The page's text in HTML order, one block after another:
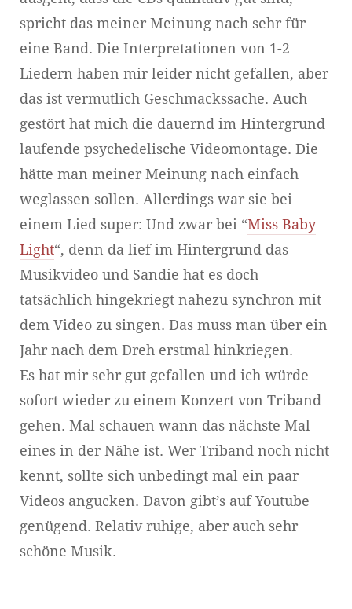
spricht das meiner Meinung nach sehr für
eine Band. Die Interpretationen von 1-2
Liedern haben mir leider nicht gefallen, aber
das ist vermutlich Geschmackssache. Auch
gestört hat mich die dauernd im Hintergrund
laufende psychedelische Videomontage. Die
hätte man meiner Meinung nach einfach
weglassen sollen. Allerdings war sie bei
einem Lied super: Und zwar bei “Miss Baby
Light“, denn da lief im Hintergrund das
Musikvideo und Sandie hat es doch
tatsächlich hingekriegt nahezu synchron mit
dem Video zu singen. Das muss man über ein
Jahr nach dem Dreh erstmal hinkriegen.
Es hat mir sehr gut gefallen und ich würde
sofort wieder zu einem Konzert von Triband
gehen. Mal schauen wann das nächste Mal
eines in der Nähe ist. Wer Triband noch nicht
kennt, sollte sich unbedingt mal ein paar
Videos angucken. Davon gibt’s auf Youtube
genügend. Relativ ruhige, aber auch sehr
schöne Musik.